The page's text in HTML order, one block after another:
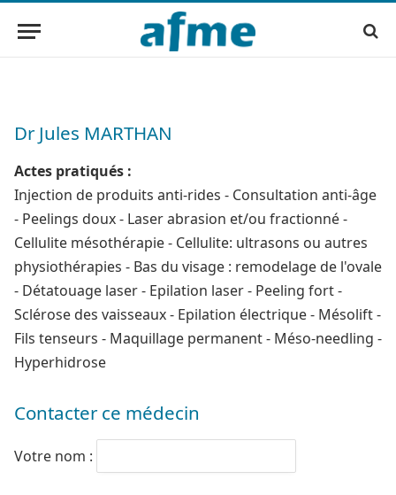
Dr Jules MARTHAN
Actes pratiqués :
Injection de produits anti-rides - Consultation anti-âge
- Peelings doux - Laser abrasion et/ou fractionné -
Cellulite mésothérapie - Cellulite: ultrasons ou autres
physiothérapies - Bas du visage : remodelage de l'ovale
- Détatouage laser - Epilation laser - Peeling fort -
Sclérose des vaisseaux - Epilation électrique - Mésolift -
Fils tenseurs - Maquillage permanent - Méso-needling -
Hyperhidrose
Contacter ce médecin
Votre nom :